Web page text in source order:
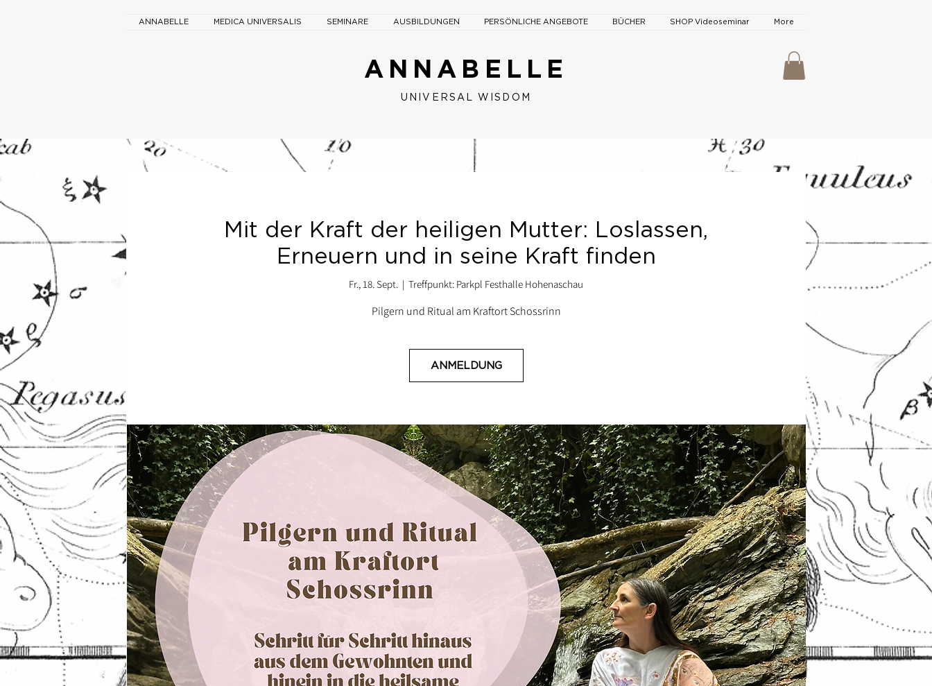
ANNABELLE MEDICA UNIVERSALIS SEMINARE AUSBILDUNGEN PERSÖNLICHE ANGEBOTE BÜCHER SHOP Videoseminar More
ANNABELLE
UNIVERSAL W ISDOM
Mit der Kraft der heiligen Mutter: Loslassen,
Erneuern und in seine Kraft finden
Fr., 18. Sept.
  |
Treffpunkt: Parkpl Festhalle Hohenaschau
Pilgern und Ritual am Kraftort Schossrinn
ANMELDUNG